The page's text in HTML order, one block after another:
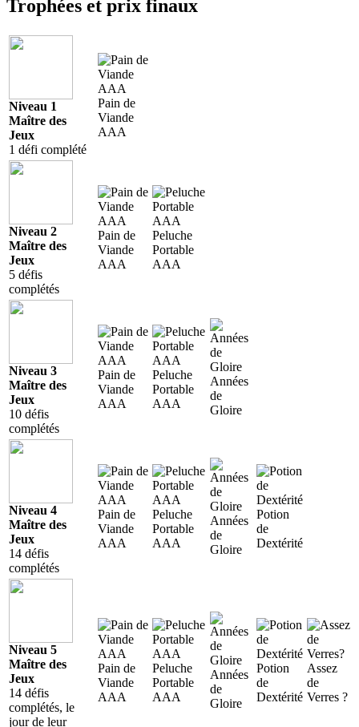
Trophées et prix finaux
Niveau 1
Maître des
Jeux
1 défi complété
Pain de
Viande
AAA
Niveau 2
Maître des
Jeux
5 défis
complétés
Pain de
Viande
AAA
Peluche
Portable
AAA
Niveau 3
Maître des
Jeux
10 défis
complétés
Pain de
Viande
AAA
Peluche
Portable
AAA
Années
de
Gloire
Niveau 4
Maître des
Jeux
14 défis
complétés
Pain de
Viande
AAA
Peluche
Portable
AAA
Années
de
Gloire
Potion
de
Dextérité
Niveau 5
Maître des
Jeux
14 défis
complétés, le
jour de leur
Pain de
Viande
AAA
Peluche
Portable
AAA
Années
de
Gloire
Potion
de
Dextérité
Assez
de
Verres ?